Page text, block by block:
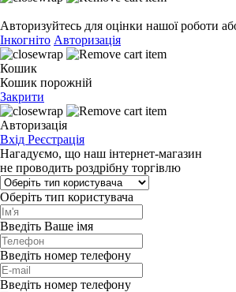
Авторизуйтесь для оцінки нашої роботи
Інкогніто Авторизація
Кошик
Кошик порожній
Закрити
Авторизація
Вхід Реєстрація
Нагадуємо, що наш інтернет-магазин
не проводить роздрібну торгівлю
Оберіть тип користувача
Введіть Ваше імя
Введіть номер телефону
Введіть номер телефону